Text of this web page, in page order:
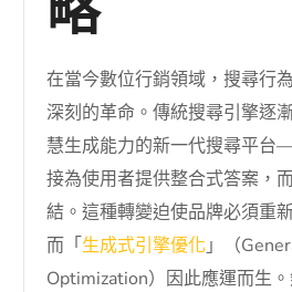
在當今數位行銷領域，搜尋行
深刻的革命。傳統搜尋引擎逐
慧生成能力的新一代搜尋平
接為使用者提供整合式答案，
結。這種轉變迫使品牌必須重
而「生成式引擎優化」（
Optimization）因此應運而生